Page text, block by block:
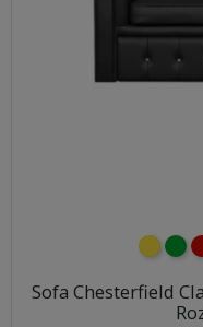
żółty
Sofa Chesterfield